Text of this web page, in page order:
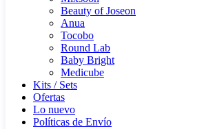
Beauty of Joseon
Anua
Tocobo
Round Lab
Baby Bright
Medicube
Kits / Sets
Ofertas
Lo nuevo
Políticas de Envío